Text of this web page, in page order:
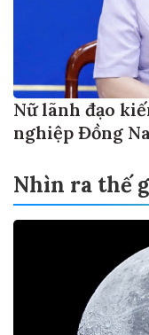
Nữ lãnh đạo
nghiệp Đồng
Nhìn ra thế